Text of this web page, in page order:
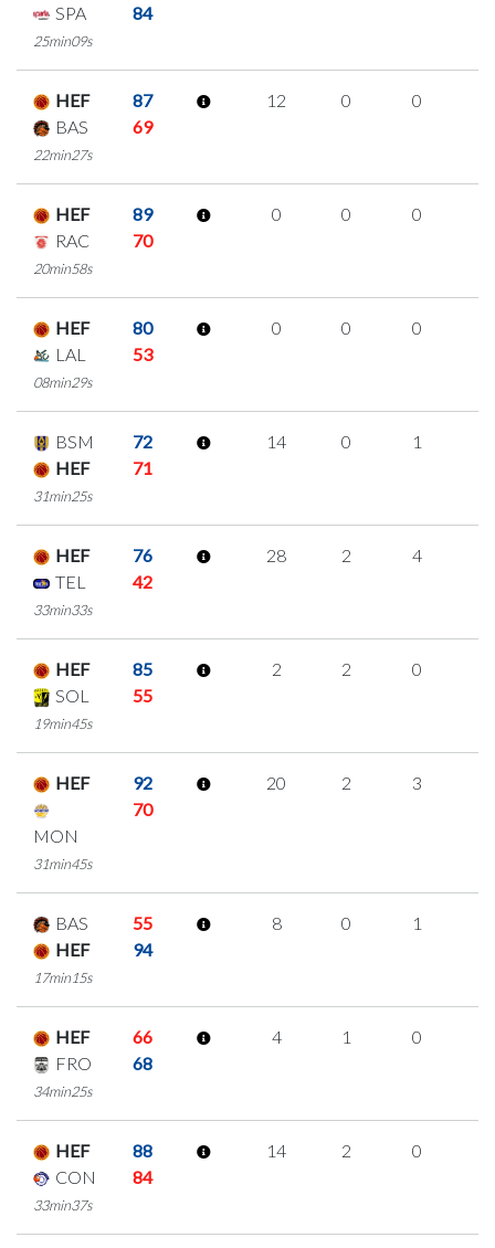
SPA
84
25min09s
HEF
87
BAS
69
22min27s
12 0 0
HEF
89
RAC
70
20min58s
0 0 0
HEF
80
LAL
53
08min29s
0 0 0
BSM
72
HEF
71
31min25s
14 0 1
HEF
76
TEL
42
33min33s
28 2 4
HEF
85
SOL
55
19min45s
2 2 0
HEF 92
MON
70
31min45s
20 2 3
BAS
55
HEF
94
17min15s
8 0 1
HEF
66
FRO
68
34min25s
4 1 0
HEF
88
CON
84
33min37s
14 2 0